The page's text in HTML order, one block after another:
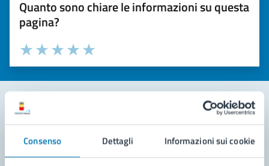
Consenso Dettagli Informazioni sui cookie
Quanto sono chiare le informazioni su questa
pagina?
Valuta la chiarezza delle informazioni (da 1 a 5 stelle)
Seleziona il numero di stelle per valutare la chiarezza delle
Valuta 5 stelle su 5
Valuta 4 stelle su 5
Valuta 3 stelle su 5
Valuta 2 stelle su 5
Valuta 1 stelle su 5
Leggi le domande frequenti